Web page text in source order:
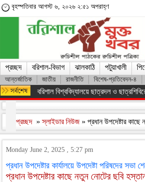
বৃহস্পতিবার আগস্ট ৬, ২০২৬ ২:৫১ অপরাহ্ণ
প্রচ্ছদ বরিশাল-বিভাগ ঝালকাঠি পটুয়াখালী
আন্তর্জাতিক জাতীয় রাজনীতি বিশেষ-প্রতিবেদন-৪
বরিশাল বিশ্ববিদ্যালয়ে ছাত্রদল ও
প্রচ্ছদ »স্লাইডার নিউজ » প্রধান উপদেষ্টার
Monday June 2, 2025 , 5:27 pm
প্রধান উপদেষ্টার কার্যালয়ে উপদেষ্টা পরিষদের
প্রধান উপদেষ্টার কাছে নতুন নোটের ছবি